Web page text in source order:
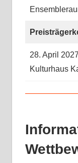
28. April
Kulturhaus